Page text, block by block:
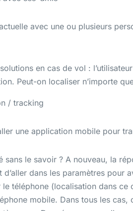
avec une ou plusieurs
en cas de vol :
Peut-on localiser n’importe
/ tracking
une application mobile pour
le savoir ? A nouveau, la
dans les paramètres pour
téléphone (localisation dans
mobile. Dans tous les